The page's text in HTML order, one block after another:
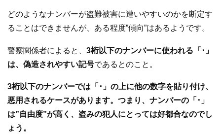
どのようなナンバーが盗難被害に遭いやすいのかを断定す
ることはできませんが、ある程度”傾向”はあるようです。
警察関係者によると、 3桁以下のナンバーに使われる「･」
は、偽造されやすい記号であるとのこと。
3桁以下のナンバーでは「･」の上に他の数字を貼り付け、
悪用されるケースがあります。つまり、ナンバーの「･」
は”自由度”が高く、盗みの犯人にとっては好都合なのでし
ょう。